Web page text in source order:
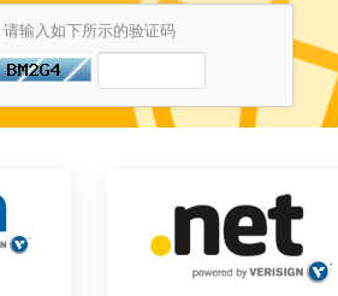
请输入如下所示的验证码